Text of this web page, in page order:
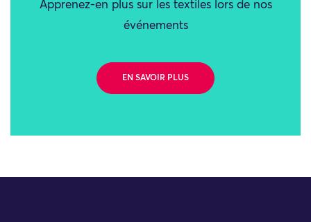
Apprenez-en plus sur les textiles lors de nos
événements
EN SAVOIR PLUS